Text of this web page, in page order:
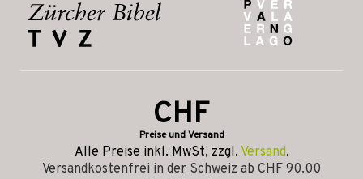
CHF
Preise und Versand
Alle Preise inkl. MwSt, zzgl. Versand.
Versandkostenfrei in der Schweiz ab CHF 90.00